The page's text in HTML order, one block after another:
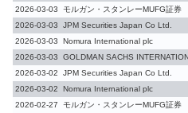
2026-03-03
モルガン・スタンレーMUFG証券
2026-03-03
JPM Securities Japan Co Ltd.
2026-03-03
Nomura International plc
2026-03-03
GOLDMAN SACHS
2026-03-02
JPM Securities Japan Co Ltd.
2026-03-02
Nomura International plc
2026-02-27
モルガン・スタンレーMUFG証券